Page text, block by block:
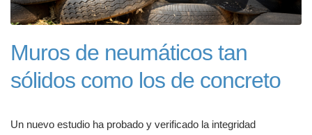
Muros de neumáticos tan
sólidos como los de concreto
Un nuevo estudio ha probado y verificado la integridad